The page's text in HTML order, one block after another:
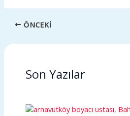
ÖNCEKI
Son Yazılar